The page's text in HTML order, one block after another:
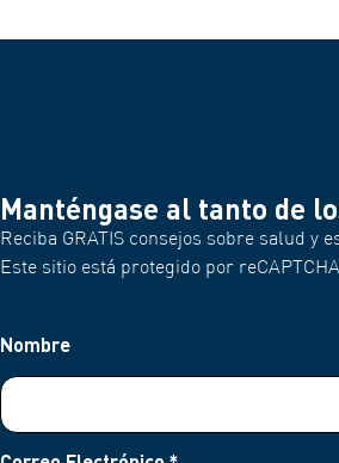
Manténgase al tanto de
Reciba GRATIS consejos sobre salud y
Este sitio está protegido por
Nombre